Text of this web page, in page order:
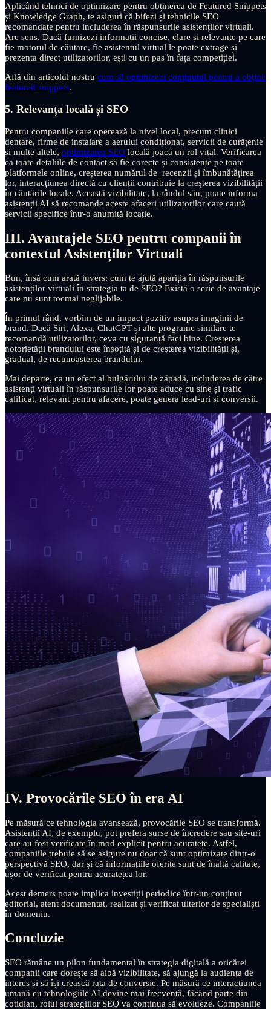
Aplicând tehnici de optimizare pentru obținerea de Featured Snippets
și Knowledge Graph, te asiguri că bifezi și tehnicile SEO
recomandate pentru includerea în răspunsurile asistenților virtuali.
Are sens. Dacă furnizezi informații concise, clare și relevante pe care
fie motorul de căutare, fie asistentul virtual le poate extrage și
prezenta direct utilizatorilor, ești cu un pas în fața competiției.
Află din articolul nostru cum să optimizezi conținutul pentru a obține
featured snippets.
5. Relevanța locală și SEO
Pentru companiile care operează la nivel local, precum clinici
dentare, firme de instalare a aerului condiționat, servicii de curățenie
și multe altele, optimizarea SEO locală joacă un rol vital. Verificarea
ca toate detaliile de contact să fie corecte și consistente pe toate
platformele online, creșterea numărul de recenzii și îmbunătățirea
lor, interacțiunea directă cu clienții contribuie la creșterea vizibilității
în căutările locale. Această vizibilitate, la rândul său, poate informa
asistenții AI să recomande aceste afaceri utilizatorilor care caută
servicii specifice într-o anumită locație.
III. Avantajele SEO pentru companii în
contextul Asistenților Virtuali
Bun, însă cum arată invers: cum te ajută apariția în răspunsurile
asistenților virtuali în strategia ta de SEO? Există o serie de avantaje
care nu sunt tocmai neglijabile.
În primul rând, vorbim de un impact pozitiv asupra imaginii de
brand. Dacă Siri, Alexa, ChatGPT și alte programe similare te
recomandă utilizatorilor, ceva cu siguranță faci bine. Creșterea
notorietății brandului este însoțită și de creșterea vizibilității și,
gradual, de recunoașterea brandului.
Mai departe, ca un efect al bulgărului de zăpadă, includerea de către
asistenți virtuali în răspunsurile lor poate aduce cu sine și trafic
calificat, relevant pentru afacere, poate genera lead-uri și conversii.
IV. Provocările SEO în era AI
Pe măsură ce tehnologia avansează, provocările SEO se transformă.
Asistenții AI, de exemplu, pot prefera surse de încredere sau site-uri
care au fost verificate în mod explicit pentru acuratețe. Astfel,
companiile trebuie să se asigure nu doar că sunt optimizate dintr-o
perspectivă SEO, dar și că informațiile oferite sunt de înaltă calitate,
ușor de verificat pentru acuratețea lor.
Acest demers poate implica investiții periodice într-un conținut
editorial, atent documentat, realizat și verificat ulterior de specialiști
în domeniu.
Concluzie
SEO rămâne un pilon fundamental în strategia digitală a oricărei
companii care dorește să aibă vizibilitate, să ajungă la audiența de
interes și să își crească rata de conversie. Pe măsură ce interacțiunea
umană cu tehnologiile AI devine mai frecventă, făcând parte din
cotidian, rolul strategiilor SEO va continua să evolueze. Companiile